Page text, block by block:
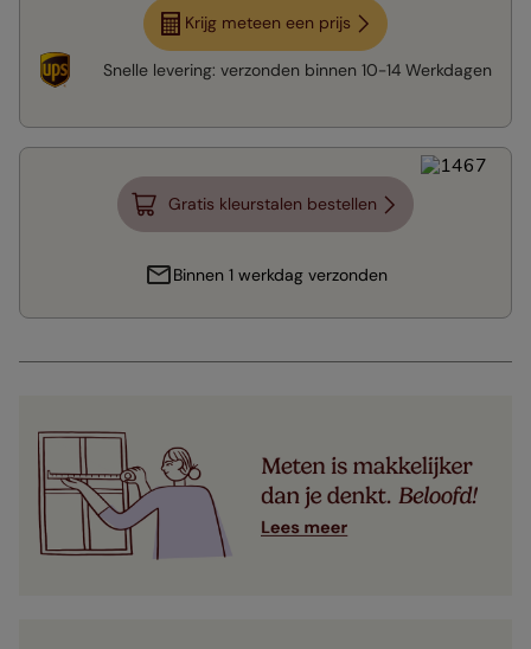
Krijg meteen een prijs
Snelle levering: verzonden binnen 10-14 Werkdagen
Gratis kleurstalen bestellen
Binnen 1 werkdag verzonden